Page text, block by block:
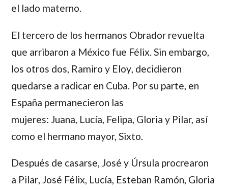
el lado materno.
El tercero de los hermanos Obrador revuelta
que arribaron a México fue Félix. Sin embargo,
los otros dos, Ramiro y Eloy, decidieron
quedarse a radicar en Cuba. Por su parte, en
España permanecieron las
mujeres: Juana, Lucía, Felipa, Gloria y Pilar, así
como el hermano mayor,Sixto.
Después de casarse, José y Úrsula procrearon
a Pilar, José Félix, Lucía, Esteban Ramón, Gloria